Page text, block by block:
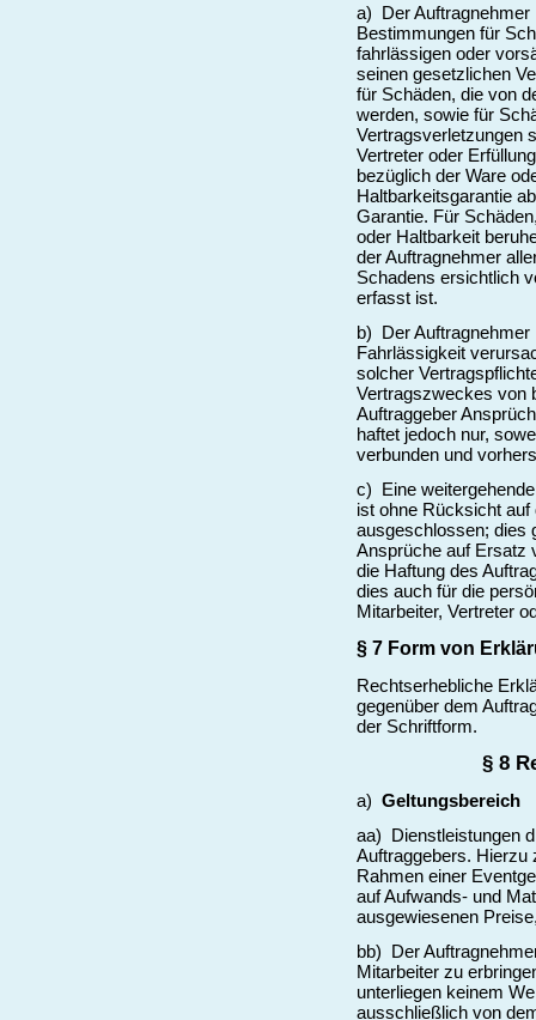
a) Der Auftragnehmer
Bestimmungen für
fahrlässigen oder
seinen gesetzlichen
für Schäden, die von
werden, sowie für
Vertragsverletzungen
Vertreter oder
bezüglich der Ware
Haltbarkeitsgarantie
Garantie. Für
oder Haltbarkeit
der Auftragnehmer
Schadens ersichtlich
erfasst ist.
b) Der Auftragnehmer
Fahrlässigkeit
solcher
Vertragszweckes von
Auftraggeber
haftet jedoch nur,
verbunden und
c) Eine
ist ohne Rücksicht
ausgeschlossen; dies
Ansprüche auf Ersatz
die Haftung des
dies auch für die
Mitarbeiter, Vertreter
§ 7 Form von
Rechtserhebliche
gegenüber dem
der Schriftform.
§ 8
a) Geltungsbereich
aa) Dienstleistungen
Auftraggebers. Hierzu
Rahmen einer
auf Aufwands- und
ausgewiesenen
bb) Der
Mitarbeiter zu
unterliegen keinem
ausschließlich von